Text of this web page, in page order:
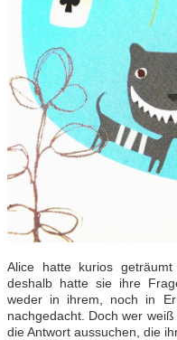
Alice hatte kurios
deshalb hatte sie ihre
weder in ihrem, noch in
nachgedacht. Doch wer
die Antwort aussuchen, die